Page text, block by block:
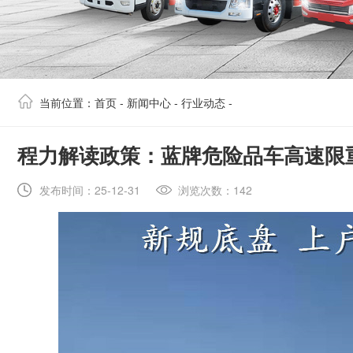
当前位置： 首页 - 新闻中心 - 行业动态 -
程力解读政策：蓝牌危险品车高速
发布时间：25-12-31 浏览次数：142